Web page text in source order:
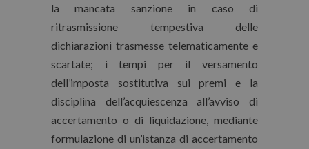
la mancata sanzione in caso di
ritrasmissione tempestiva delle
dichiarazioni trasmesse telematicamente e
scartate; i tempi per il versamento
dell’imposta sostitutiva sui premi e la
disciplina dell’acquiescenza all’avviso di
accertamento o di liquidazione, mediante
formulazione di un’istanza di accertamento